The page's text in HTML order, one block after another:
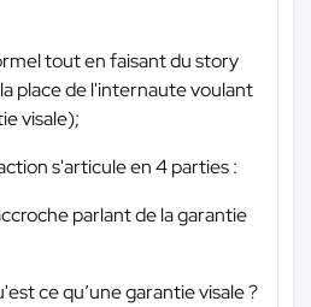
tout en faisant du story
place de l'internaute voulant
visale);
s'articule en 4 parties :
parlant de la garantie
ce qu’une garantie visale ?